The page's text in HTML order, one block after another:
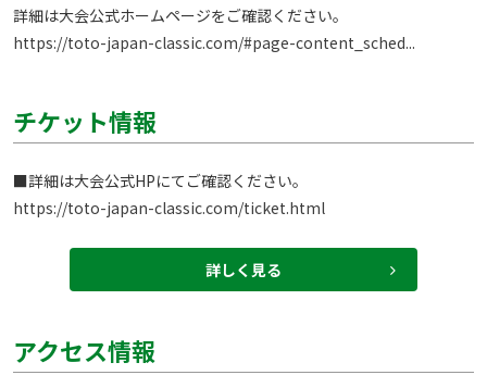
https://toto-japan-classic.com/#page-content_sched...
チケット情報
https://toto-japan-classic.com/ticket.html
詳しく見る
アクセス情報